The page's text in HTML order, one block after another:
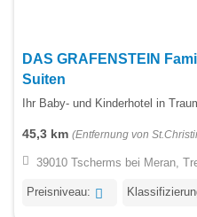
DAS GRAFENSTEIN
Suiten
Ihr Baby- und Kinderhotel in
45,3 km (Entfernung von
39010 Tscherms bei Meran,
Preisniveau: